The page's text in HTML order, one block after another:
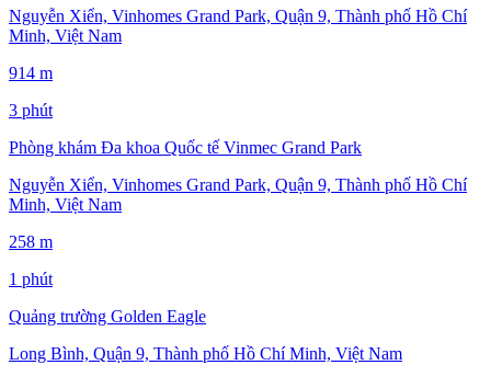
Nguyễn Xiển, Vinhomes Grand Park, Quận 9, Thành phố Hồ Chí
Minh, Việt Nam
914 m
3 phút
Phòng khám Đa khoa Quốc tế Vinmec Grand Park
Nguyễn Xiển, Vinhomes Grand Park, Quận 9, Thành phố Hồ Chí
Minh, Việt Nam
258 m
1 phút
Quảng trường Golden Eagle
Long Bình, Quận 9, Thành phố Hồ Chí Minh, Việt Nam